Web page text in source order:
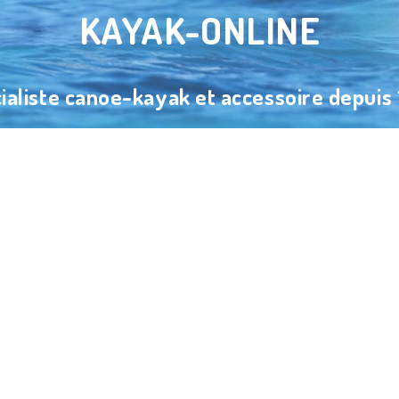
KAYAK-ONLINE
canoe-kayak et accessoire depuis